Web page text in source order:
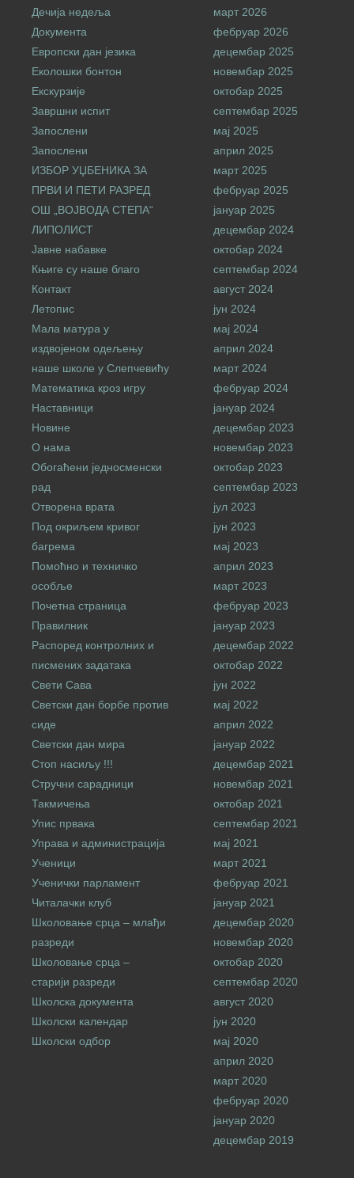
Дечија недеља
Документа
Европски дан језика
Еколошки бонтон
Екскурзије
Завршни испит
Запослени
Запослени
ИЗБОР УЏБЕНИКА ЗА
ПРВИ И ПЕТИ РАЗРЕД
ОШ „ВОЈВОДА СТЕПА“
ЛИПОЛИСТ
Јавне набавке
Књиге су наше благо
Контакт
Летопис
Мала матура у
издвојеном одељењу
наше школе у Слепчевићу
Математика кроз игру
Наставници
Новине
О нама
Обогаћени једносменски
рад
Отворена врата
Под окриљем кривог
багрема
Помоћно и техничко
особље
Почетна страница
Правилник
Распоред контролних и
писмених задатака
Свети Сава
Светски дан борбе против
сиде
Светски дан мира
Стоп насиљу !!!
Стручни сарадници
Такмичења
Упис првака
Управа и администрација
Ученици
Ученички парламент
Читалачки клуб
Школовање срца – млађи
разреди
Школовање срца –
старији разреди
Школска документа
Школски календар
Школски одбор
март 2026
фебруар 2026
децембар 2025
новембар 2025
октобар 2025
септембар 2025
мај 2025
април 2025
март 2025
фебруар 2025
јануар 2025
децембар 2024
октобар 2024
септембар 2024
август 2024
јун 2024
мај 2024
април 2024
март 2024
фебруар 2024
јануар 2024
децембар 2023
новембар 2023
октобар 2023
септембар 2023
јул 2023
јун 2023
мај 2023
април 2023
март 2023
фебруар 2023
јануар 2023
децембар 2022
октобар 2022
јун 2022
мај 2022
април 2022
јануар 2022
децембар 2021
новембар 2021
октобар 2021
септембар 2021
мај 2021
март 2021
фебруар 2021
јануар 2021
децембар 2020
новембар 2020
октобар 2020
септембар 2020
август 2020
јун 2020
мај 2020
април 2020
март 2020
фебруар 2020
јануар 2020
децембар 2019